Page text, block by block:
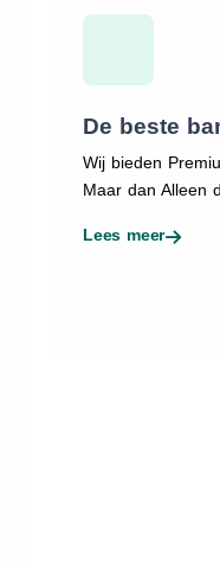
De beste
Wij bieden
Maar dan Alleen
Lees meer